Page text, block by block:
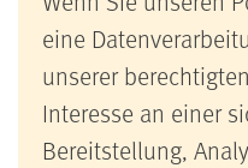
eine
unserer
Interesse an einer
Bereitstellung,